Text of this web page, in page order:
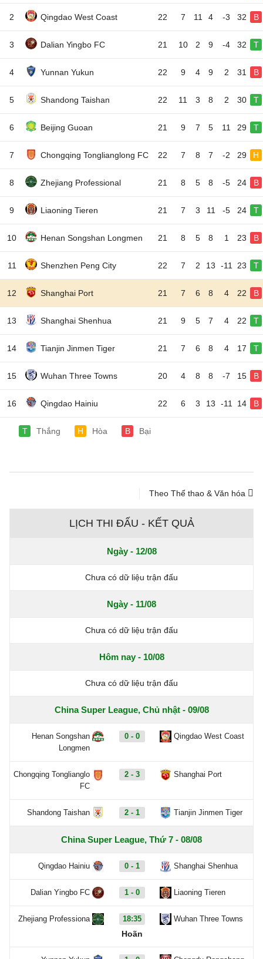
2 Qingdao West Coast 22 7 11 4 -3 32 B
3 Dalian Yingbo FC 21 10 2 9 -4 32 T
4 Yunnan Yukun 22 9 4 9 2 31 B
5 Shandong Taishan 22 11 3 8 2 30 T
6 Beijing Guoan 21 9 7 5 11 29 T
7 Chongqing Tonglianglong FC 22 7 8 7 -2 29 H
8 Zhejiang Professional 21 8 5 8 -5 24 B
9 Liaoning Tieren 21 7 3 11 -5 24 T
10 Henan Songshan Longmen 21 8 5 8 1 23 B
11 Shenzhen Peng City 22 7 2 13 -11 23 T
12 Shanghai Port 21 7 6 8 4 22 B
13 Shanghai Shenhua 21 9 5 7 4 22 T
14 Tianjin Jinmen Tiger 21 7 6 8 4 17 T
15 Wuhan Three Towns 20 4 8 8 -7 15 B
16 Qingdao Hainiu 22 6 3 13 -11 14 B
T Thắng H Hòa B Bại
Theo Thể thao & Văn hóa
LỊCH THI ĐẤU - KẾT QUẢ
Ngày - 12/08
Chưa có dữ liệu trận đấu
Ngày - 11/08
Chưa có dữ liệu trận đấu
Hôm nay - 10/08
Chưa có dữ liệu trận đấu
China Super League, Chủ nhật - 09/08
Henan Songshan
Longmen
0 - 0 Qingdao West Coast
Chongqing Tonglianglo
FC
2 - 3 Shanghai Port
Shandong Taishan 2 - 1 Tianjin Jinmen Tiger
China Super League, Thứ 7 - 08/08
Qingdao Hainiu 0 - 1 Shanghai Shenhua
Dalian Yingbo FC 1 - 0 Liaoning Tieren
Zhejiang Professiona 18:35
Hoãn
Wuhan Three Towns